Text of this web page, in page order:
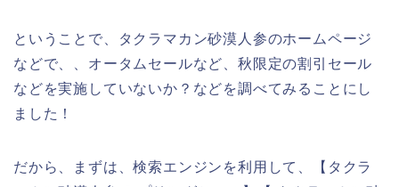
ということで、タクラマカン砂漠人参のホームページ
などで、、オータムセールなど、秋限定の割引セール
などを実施していないか？などを調べてみることにし
ました！
だから、まずは、検索エンジンを利用して、【タクラ